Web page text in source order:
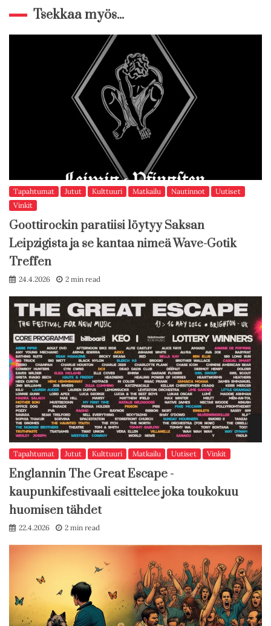
Tsekkaa myös...
Tapahtumat Jutut Kulttuuri Matkailu Nautinnot
Uutiset
Vinkit
Goottirockin paratiisi löytyy Saksan
Leipzigista ja se kantaa nimeä Wave-Gotik
Treffen
24.4.2026 2 min read
Tapahtumat Jutut Kulttuuri Matkailu Uutiset Vinkit
Englannin The Great Escape -
kaupunkifestivaali esittelee joka toukokuu
huomisen tähdet
22.4.2026 2 min read